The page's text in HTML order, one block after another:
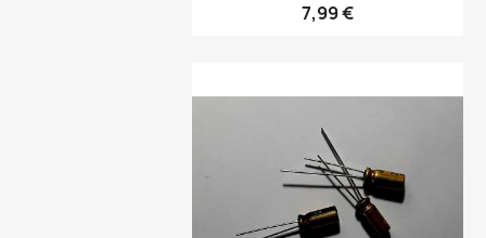
7,99 €